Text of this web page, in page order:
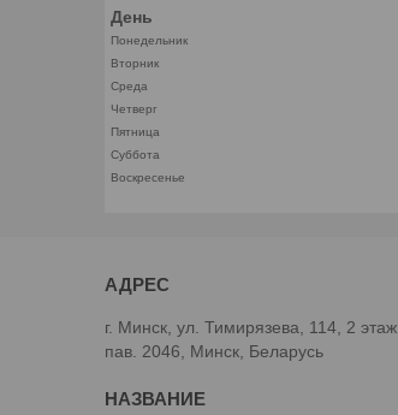
День
Понедельник
Вторник
Среда
Четверг
Пятница
Суббота
Воскресенье
г. Минск, ул. Тимирязева, 114, 2 этаж,
пав. 2046, Минск, Беларусь